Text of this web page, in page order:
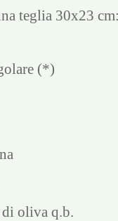
teglia 30x23
(*)
oliva q.b.